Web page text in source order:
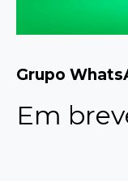
Grupo
Em